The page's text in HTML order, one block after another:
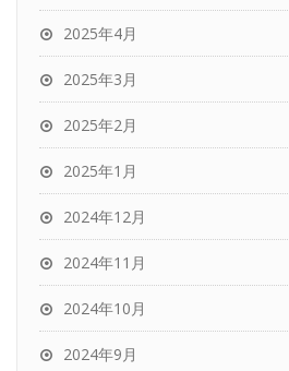
2025年4月
2025年3月
2025年2月
2025年1月
2024年12月
2024年11月
2024年10月
2024年9月